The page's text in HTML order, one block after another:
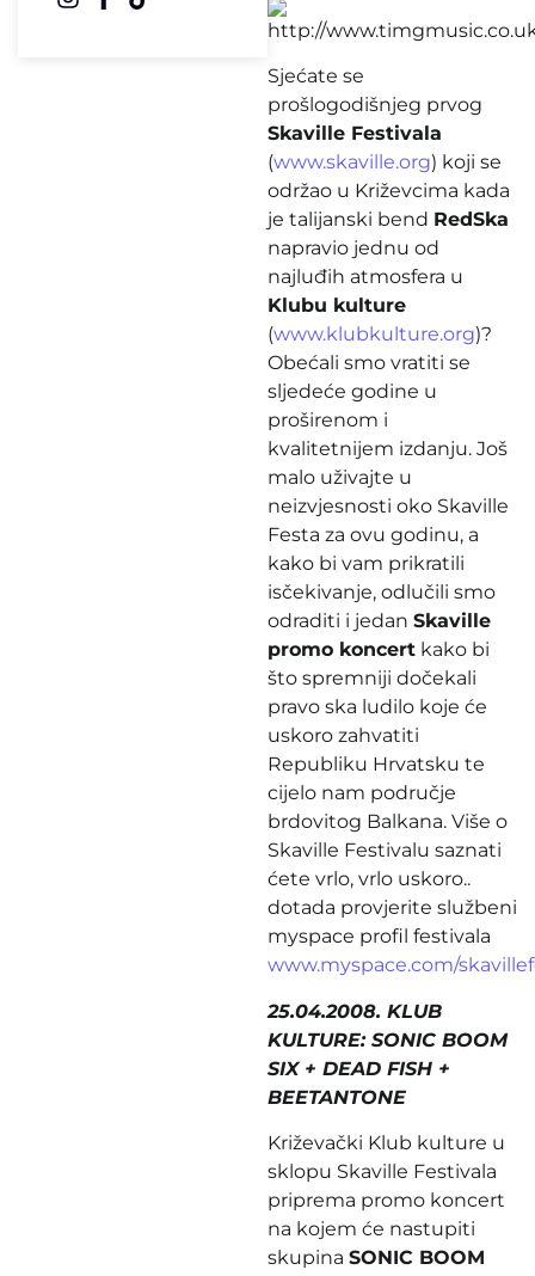
Sjećate se
prošlogodišnjeg prvog
Skaville Festivala
(www.skaville.org) koji se
održao u Križevcima kada
je talijanski bend RedSka
napravio jednu od
najluđih atmosfera u
Klubu kulture
(www.klubkulture.org)?
Obećali smo vratiti se
sljedeće godine u
proširenom i
kvalitetnijem izdanju. Još
malo uživajte u
neizvjesnosti oko Skaville
Festa za ovu godinu, a
kako bi vam prikratili
isčekivanje, odlučili smo
odraditi i jedan Skaville
promo koncert kako bi
što spremniji dočekali
pravo ska ludilo koje će
uskoro zahvatiti
Republiku Hrvatsku te
cijelo nam područje
brdovitog Balkana. Više o
Skaville Festivalu saznati
ćete vrlo, vrlo uskoro..
dotada provjerite službeni
myspace profil festivala
www.myspace.com/
25.04.2008. KLUB
KULTURE: SONIC BOOM
SIX + DEAD FISH +
BEETANTONE
Križevački Klub kulture u
sklopu Skaville Festivala
priprema promo koncert
na kojem će nastupiti
skupina SONIC BOOM